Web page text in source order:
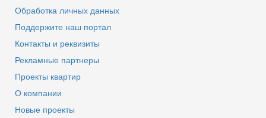
Обработка личных данных
Поддержите наш портал
Контакты и реквизиты
Рекламные партнеры
Проекты квартир
О компании
Новые проекты